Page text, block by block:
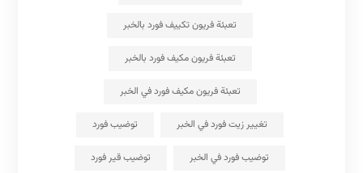
تعبئة فريون تكييف فورد بالخبر
تعبئة فريون مكيف فورد بالخبر
تعبئة فريون مكيف فورد في الخبر
تغيير زيت فورد في الخبر توضيب فورد
توضيب فورد في الخبر توضيب قير فورد